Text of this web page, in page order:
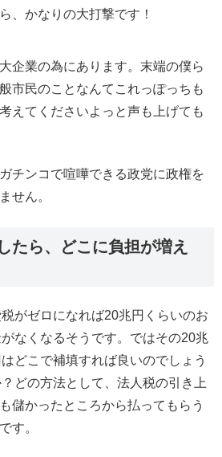
、かなりの大打撃です！
企業の為にあります。末端の僕ら
市民のことなんてこれっぽっちも
えてくださいよっと声も上げても
チンコで喧嘩できる政党に政権を
せん。
たら、どこに負担が増え
税がゼロになれば20兆円くらいのお
なくなるそうです。ではその20兆
はどこで補填すれば良いのでしょう
どの方法として、法人税の引き上
儲かったところから払ってもらう
す。